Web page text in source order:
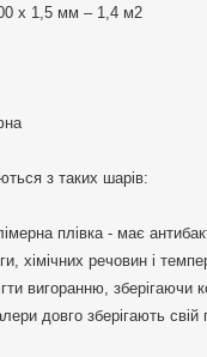
х 1,5 мм – 1,4 м2
з таких шарів:
плівка - має
хімічних речовин і
вигоранню, зберігаючи
довго зберігають свій